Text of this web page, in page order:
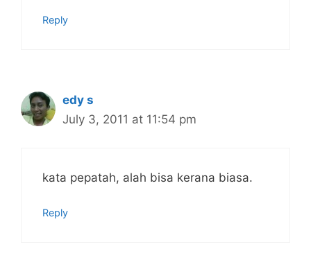
Reply
edy s
July 3, 2011 at 11:54 pm
kata pepatah, alah bisa kerana biasa.
Reply